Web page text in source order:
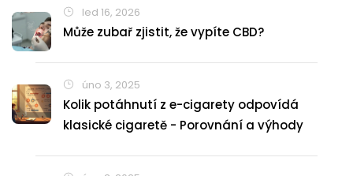
led 16, 2026
Může zubař zjistit, že vypíte CBD?
úno 3, 2025
Kolik potáhnutí z e-cigarety odpovídá
klasické cigaretě - Porovnání a výhody